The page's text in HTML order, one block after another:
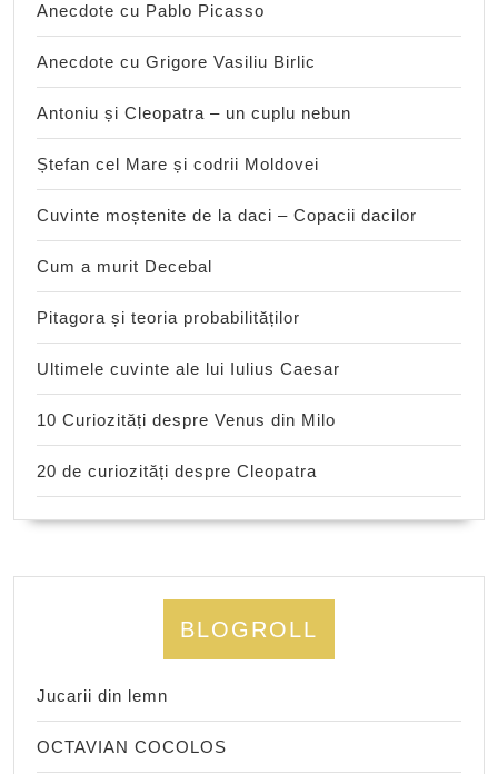
Anecdote cu Pablo Picasso
Anecdote cu Grigore Vasiliu Birlic
Antoniu și Cleopatra – un cuplu nebun
Ștefan cel Mare și codrii Moldovei
Cuvinte moștenite de la daci – Copacii dacilor
Cum a murit Decebal
Pitagora și teoria probabilităților
Ultimele cuvinte ale lui Iulius Caesar
10 Curiozități despre Venus din Milo
20 de curiozități despre Cleopatra
BLOGROLL
Jucarii din lemn
OCTAVIAN COCOLOS